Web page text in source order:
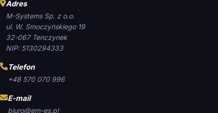
Adres
M-Systems Sp. z o.o.
ul. W. Smoczyńskiego 19
32-067 Tenczynek
NIP: 5130294333
Telefon
+48 570 070 996
E-mail
biuro@em-es.pl